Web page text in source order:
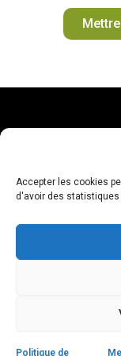
Accepter les cookies
d'avoir des
Politique de
o
k